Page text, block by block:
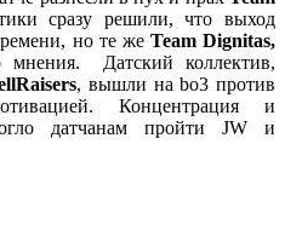
сразу решили, что выход
но те же Team Dignitas,
мнения. Датский коллектив,
, вышли на bo3 против
Концентрация и
датчанам пройти JW и